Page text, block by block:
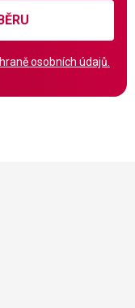
osobních údajů.